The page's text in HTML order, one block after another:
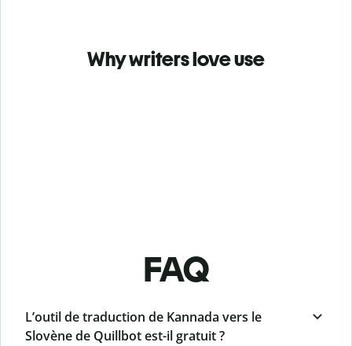
Why writers love use
FAQ
L’outil de traduction de Kannada vers le
Slovène de Quillbot est-il gratuit ?